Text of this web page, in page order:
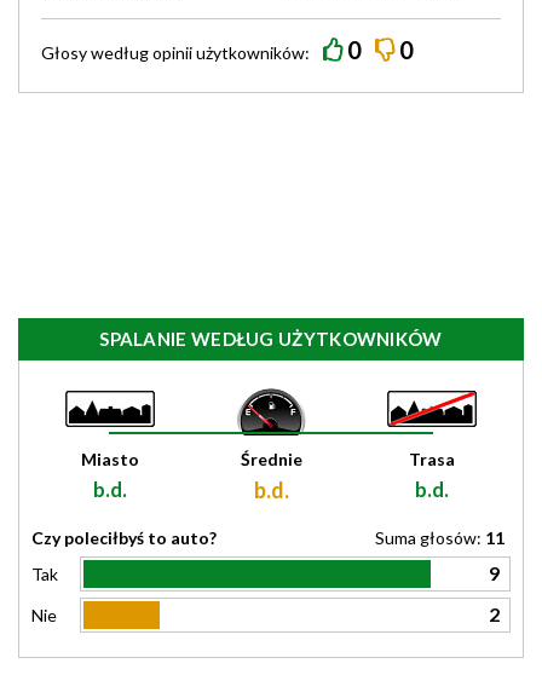
Głosy wedługopiniiużytkowników: 0 0
SPALANIE WEDŁUG UŻYTKOWNIKÓW
Miasto
b.d.
Średnie
b.d.
Trasa
b.d.
Czy poleciłbyś to auto? Suma głosów: 11
Tak
9
Nie 2